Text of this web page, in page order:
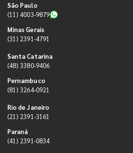
São Paulo
(11) 4003-9879
Minas Gerais
(31) 2391-4791
Santa Catarina
(48) 3380-9406
Pernambuco
(81) 3264-0921
Rio de Janeiro
(21) 2391-3161
Paraná
(41) 2391-0834